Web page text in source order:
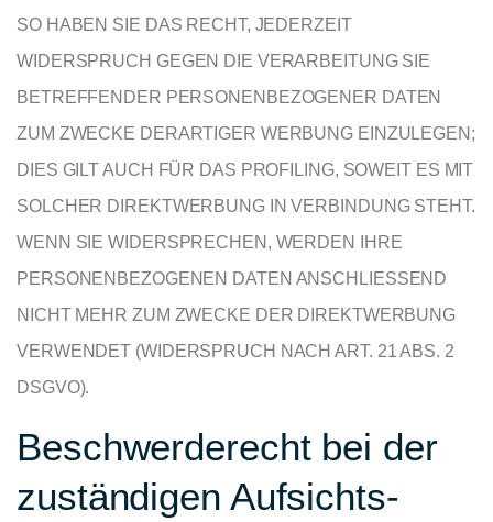
SO HABEN SIE DAS RECHT, JEDERZEIT
WIDERSPRUCH GEGEN DIE VERARBEITUNG SIE
BETREFFENDER PERSONENBEZOGENER DATEN
ZUM ZWECKE DERARTIGER WERBUNG EINZULEGEN;
DIES GILT AUCH FÜR DAS PROFILING, SOWEIT ES MIT
SOLCHER DIREKTWERBUNG IN VERBINDUNG STEHT.
WENN SIE WIDERSPRECHEN, WERDEN IHRE
PERSONENBEZOGENEN DATEN ANSCHLIESSEND
NICHT MEHR ZUM ZWECKE DER DIREKTWERBUNG
VERWENDET (WIDERSPRUCH NACH ART. 21 ABS. 2
DSGVO).
Beschwerde­recht bei der
zuständigen Aufsichts­